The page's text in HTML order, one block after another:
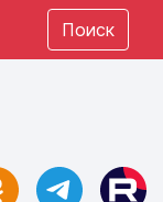
Поиск